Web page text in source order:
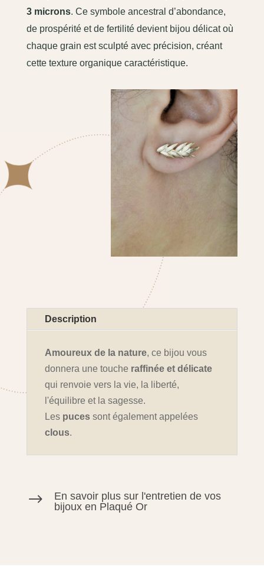
3 microns. Ce symbole ancestral d’abondance,
de prospérité et de fertilité devient bijou délicat où
chaque grain est sculpté avec précision, créant
cette texture organique caractéristique.
Description
Amoureux de la nature, ce bijou vous
donnera une touche raffinée et délicate
qui renvoie vers la vie, la liberté,
l'équilibre et la sagesse.
Les pucessont également appelées
clous.
$
En savoir plus sur l'entretien de vos
bijoux en Plaqué Or